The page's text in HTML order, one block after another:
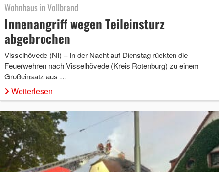
Wohnhaus in Vollbrand
Innenangriff wegen Teileinsturz
abgebrochen
Visselhövede (NI) – In der Nacht auf Dienstag rückten die
Feuerwehren nach Visselhövede (Kreis Rotenburg) zu einem
Großeinsatz aus …
Weiterlesen